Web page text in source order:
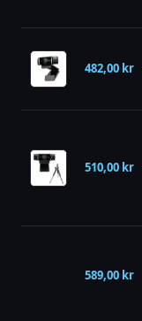
482,00 kr
510,00 kr
589,00 kr